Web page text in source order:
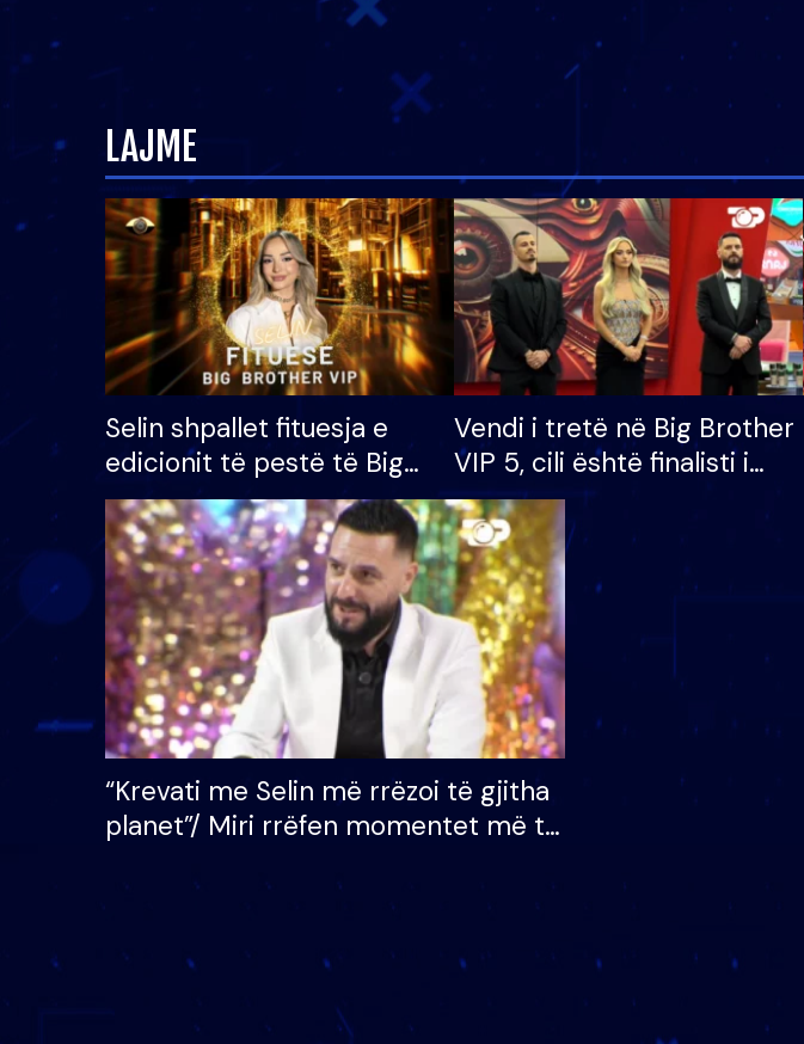
LAJME
Selin shpallet fituesja e
edicionit të pestë të Big
Brother VIP, rrëmben
çmimin e madh prej 100
mijë eurosh
Vendi i tretë në Big Brother
VIP 5, cili është finalisti i
radhës që lë shtëpinë
“Krevati me Selin më rrëzoi të gjitha
planet”/ Miri rrëfen momentet më të
mungojë zilja e mëngjesit kur…